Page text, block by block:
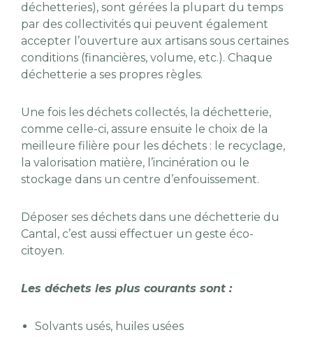
déchetteries), sont gérées la plupart du temps
par des collectivités qui peuvent également
accepter l’ouverture aux artisans sous certaines
conditions (financières, volume, etc.). Chaque
déchetterie a ses propres règles.
Une fois les déchets collectés, la déchetterie,
comme celle-ci, assure ensuite le choix de la
meilleure filière pour les déchets : le recyclage,
la valorisation matière, l’incinération ou le
stockage dans un centre d’enfouissement.
Déposer ses déchets dans une déchetterie du
Cantal, c’est aussi effectuer un geste éco-
citoyen.
Les déchets les plus courants sont :
Solvants usés, huiles usées